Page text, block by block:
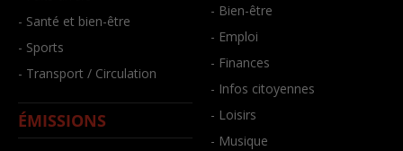
- Santé et bien-être
- Sports
- Transport / Circulation
ÉMISSIONS
- Bien-être
- Emploi
- Finances
- Infos citoyennes
- Loisirs
- Musique